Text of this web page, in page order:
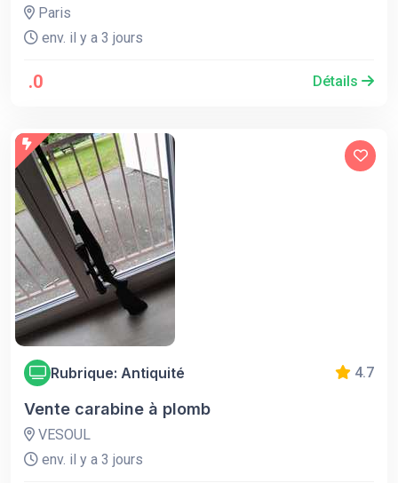
Paris
env. il y a 3 jours
.0 Détails
Rubrique: Antiquité 4.7
Vente carabine à plomb
VESOUL
env. il y a 3 jours